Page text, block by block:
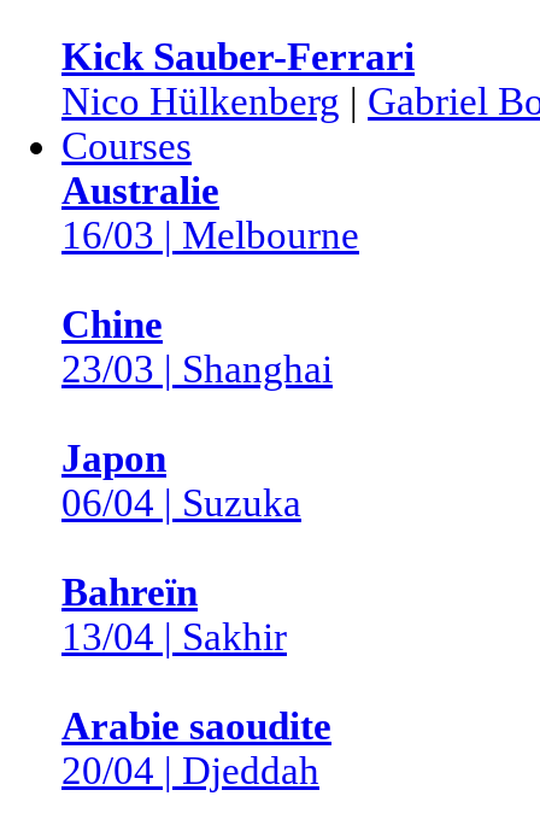
Kick Sauber-Ferrari
Nico Hülkenberg | Gabriel
Courses
Australie
16/03 | Melbourne
Chine
23/03 | Shanghai
Japon
06/04 | Suzuka
Bahreïn
13/04 | Sakhir
Arabie saoudite
20/04 | Djeddah